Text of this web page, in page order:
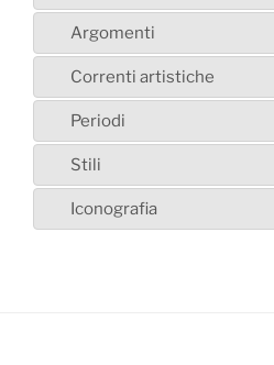
Argomenti
Correnti artistiche
Periodi
Stili
Iconografia